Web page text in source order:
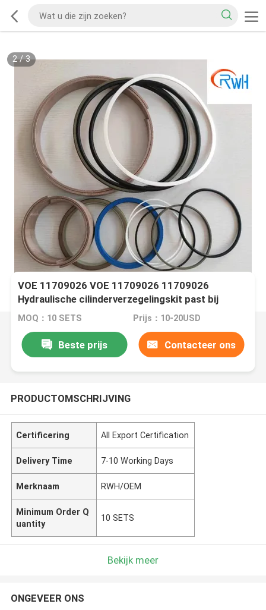
2/3
VOE 11709026 VOE 11709026 11709026
Hydraulische cilinderverzegelingskit past bij
SUNCARVOLVO
MOQ：10 SETS Prijs：10-20USD
Beste prijs Contacteer ons
PRODUCTOMSCHRIJVING
Certificering All Export Certification
Delivery Time 7-10 Working Days
Merknaam RWH/OEM
Minimum Order Q
uantity
10 SETS
Bekijk meer
ONGEVEER ONS